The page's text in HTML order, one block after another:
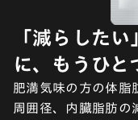
「減らした
に、もうひと
肥満気味の方の体脂
周囲径、内臓脂肪の